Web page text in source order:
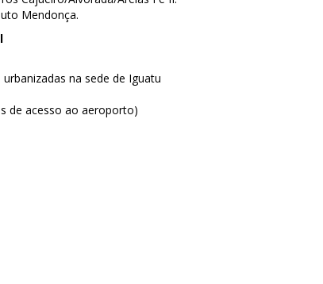
Mendonça.
na sede de Iguatu
de acesso ao aeroporto)